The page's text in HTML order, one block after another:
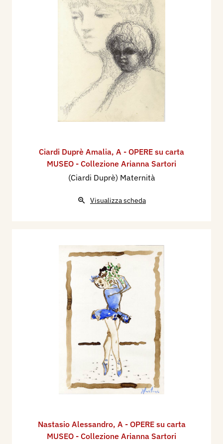
Ciardi Duprè Amalia, A - OPERE su carta
MUSEO - Collezione Arianna Sartori
(Ciardi Duprè) Maternità
Visualizza scheda
Nastasio Alessandro, A - OPERE su carta
MUSEO - Collezione Arianna Sartori